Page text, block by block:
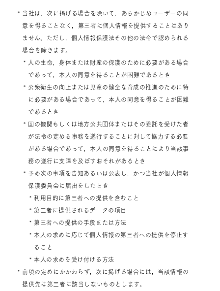
* 当社は，次に掲げる場合を除いて，あらかじめユーザーの同
意を得ることなく，第三者に個人情報を提供することはあり
ません。ただし，個人情報保護法その他の法令で認められる
場合を除きます。
* 人の生命，身体または財産の保護のために必要がある場合
であって，本人の同意を得ることが困難であるとき
* 公衆衛生の向上または児童の健全な育成の推進のために特
に必要がある場合であって，本人の同意を得ることが困難
であるとき
* 国の機関もしくは地方公共団体またはその委託を受けた者
が法令の定める事務を遂行することに対して協力する必要
がある場合であって，本人の同意を得ることにより当該事
務の遂行に支障を及ぼすおそれがあるとき
* 予め次の事項を告知あるいは公表し，かつ当社が個人情報
保護委員会に届出をしたとき
* 利用目的に第三者への提供を含むこと
* 第三者に提供されるデータの項目
* 第三者への提供の手段または方法
* 本人の求めに応じて個人情報の第三者への提供を停止す
ること
* 本人の求めを受け付ける方法
* 前項の定めにかかわらず，次に掲げる場合には，当該情報の
提供先は第三者に該当しないものとします。